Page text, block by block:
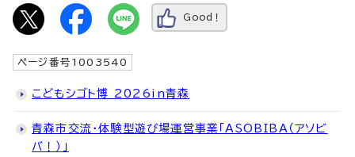
Good！
ページ番号1003540
こどもシゴト博 2026in青森
青森市交流・体験型遊び場運営事業「ASOBIBA（アソビ
バ！）」